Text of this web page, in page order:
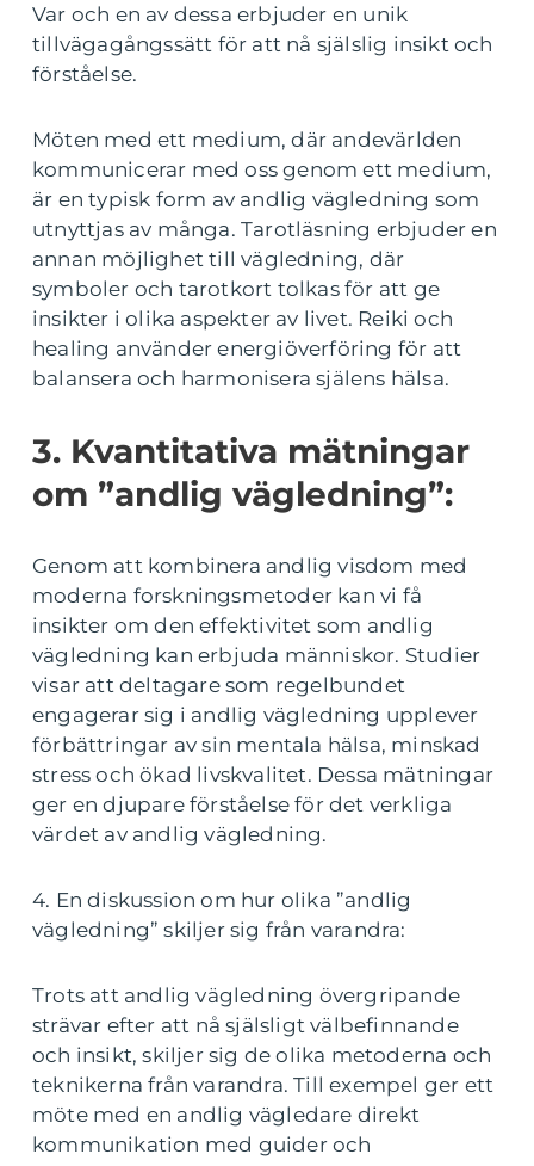
Var och en av dessa erbjuder en unik
tillvägagångssätt för att nå själslig insikt och
förståelse.
Möten med ett medium, där andevärlden
kommunicerar med oss genom ett medium,
är en typisk form av andlig vägledning som
utnyttjas av många. Tarotläsning erbjuder en
annan möjlighet till vägledning, där
symboler och tarotkort tolkas för att ge
insikter i olika aspekter av livet. Reiki och
healing använder energiöverföring för att
balansera och harmonisera själens hälsa.
3. Kvantitativa mätningar
om ”andlig vägledning”:
Genom att kombinera andlig visdom med
moderna forskningsmetoder kan vi få
insikter om den effektivitet som andlig
vägledning kan erbjuda människor. Studier
visar att deltagare som regelbundet
engagerar sig i andlig vägledning upplever
förbättringar av sin mentala hälsa, minskad
stress och ökad livskvalitet. Dessa mätningar
ger en djupare förståelse för det verkliga
värdet av andlig vägledning.
4. En diskussion om hur olika ”andlig
vägledning” skiljer sig från varandra:
Trots att andlig vägledning övergripande
strävar efter att nå själsligt välbefinnande
och insikt, skiljer sig de olika metoderna och
teknikerna från varandra. Till exempel ger ett
möte med en andlig vägledare direkt
kommunikation med guider och